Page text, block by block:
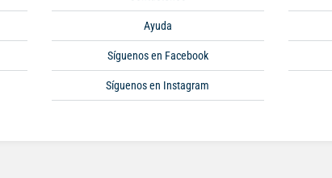
Ayuda
Síguenos en Facebook
Síguenos en Instagram